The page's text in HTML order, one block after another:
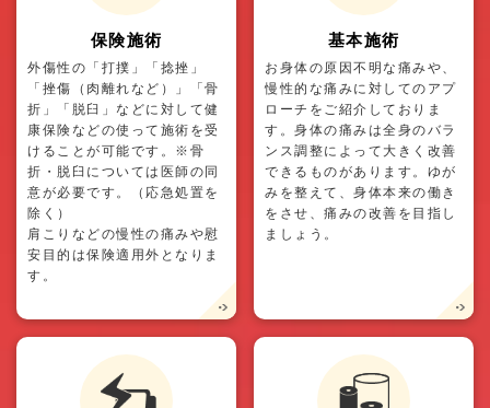
保険施術
外傷性の「打撲」「捻挫」
「挫傷（肉離れなど）」「骨
折」「脱臼」などに対して健
康保険などの使って施術を受
けることが可能です。※骨
折・脱臼については医師の同
意が必要です。（応急処置を
除く）
肩こりなどの慢性の痛みや慰
安目的は保険適用外となりま
す。
基本施術
お身体の原因不明な痛みや、
慢性的な痛みに対してのアプ
ローチをご紹介しておりま
す。身体の痛みは全身のバラ
ンス調整によって大きく改善
できるものがあります。ゆが
みを整えて、身体本来の働き
をさせ、痛みの改善を目指し
ましょう。